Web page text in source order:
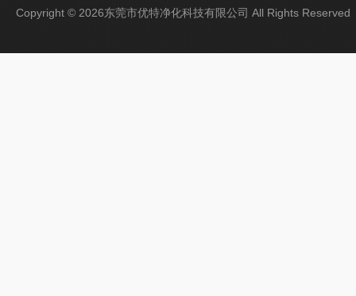
Copyright © 2026东莞市优特净化科技有限公司 All Rights